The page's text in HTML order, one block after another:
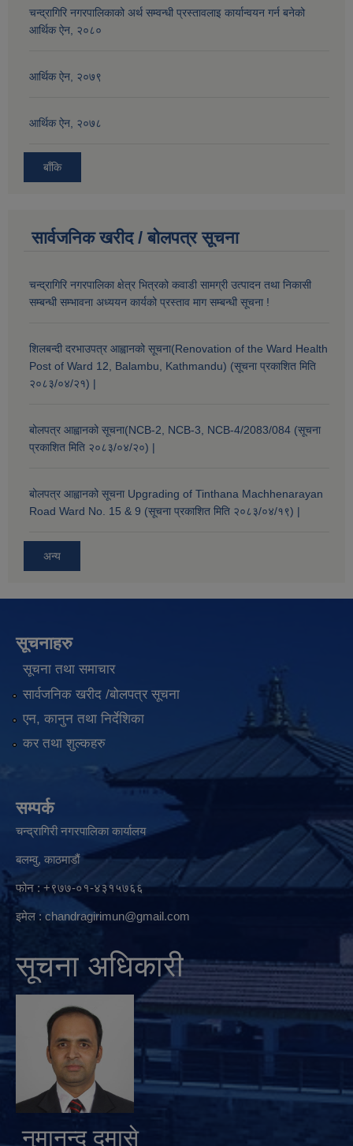
चन्द्रागिरि नगरपालिकाको अर्थ सम्वन्धी प्रस्तावलाइ कार्यान्वयन गर्न बनेको
आर्थिक ऐन, २०८०
आर्थिक ऐन, २०७९
आर्थिक ऐन, २०७८
बाँकि
सार्वजनिक खरीद / बोलपत्र सूचना
चन्द्रागिरि नगरपालिका क्षेत्र भित्रको कवाडी सामग्री उत्पादन तथा निकासी
सम्बन्धी सम्भावना अध्ययन कार्यको प्रस्ताव माग सम्बन्धी सूचना !
शिलबन्दी दरभाउपत्र आह्वानको सूचना(Renovation of the Ward Health
Post of Ward 12, Balambu, Kathmandu) (सूचना प्रकाशित मिति
२०८३/०४/२१) |
बोलपत्र आह्वानको सूचना(NCB-2, NCB-3, NCB-4/2083/084 (सूचना
प्रकाशित मिति २०८३/०४/२०) |
बोलपत्र आह्वानको सूचना Upgrading of Tinthana Machhenarayan
Road Ward No. 15 & 9 (सूचना प्रकाशित मिति २०८३/०४/१९) |
अन्य
सूचनाहरु
सूचना तथा समाचार
सार्वजनिक खरीद /बोलपत्र सूचना
एन, कानुन तथा निर्देशिका
कर तथा शुल्कहरु
सम्पर्क
चन्द्रागिरी नगरपालिका कार्यालय
बलम्वु, काठमाडौं
फोन : +९७७-०१-४३१५७६६
इमेल :chandragirimun@gmail.com
सूचना अधिकारी
नुमानन्द दमासे